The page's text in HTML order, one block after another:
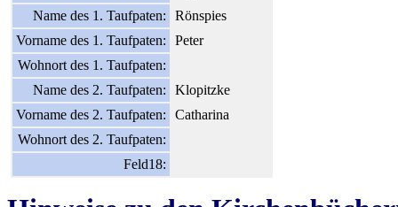
Name des 1. Taufpaten:
Rönspies
Vorname des 1. Taufpaten:
Peter
Wohnort des 1. Taufpaten:
Name des 2. Taufpaten:
Klopitzke
Vorname des 2. Taufpaten:
Catharina
Wohnort des 2. Taufpaten:
Feld18: